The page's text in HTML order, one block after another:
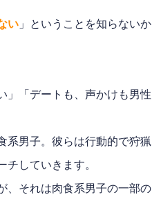
い 」ということを知らないか
」「デートも、声かけも男性
系男子。彼らは行動的で狩猟
していきます。
、それは肉食系男子の一部の